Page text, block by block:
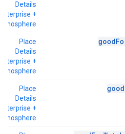
Details
Enterprise +
Atmosphere
Place
Details
Enterprise +
Atmosphere
Place
Details
Enterprise +
Atmosphere